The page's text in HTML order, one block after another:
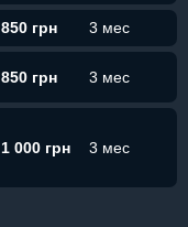
850 грн 3 мес
850 грн 3 мес
1 000 грн 3 мес